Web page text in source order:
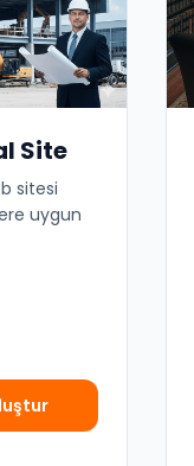
Site
sitesi
uygun